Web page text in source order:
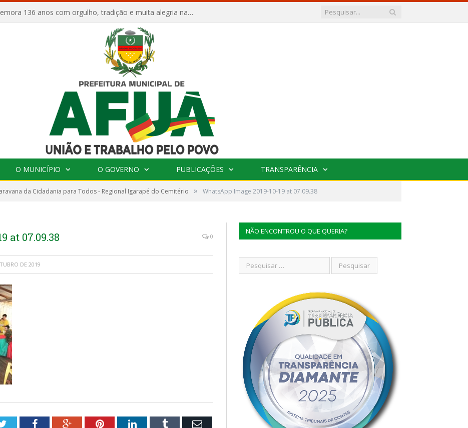
Afuá comemora 136 anos com orgulho, tradição e muita alegria na Quadra Dr. Nelson Salomão
O MUNICÍPIO O GOVERNO PUBLICAÇÕES TRANSPARÊNCIA
da Cidadania para Todos - Regional Igarapé do Cemitério » WhatsApp Image 2019-10-19 at 07.09.38
at 07.09.38 0
DE 2019
TwitterFacebookGoogle+PinterestLinkedInTumblr Email
NÃO ENCONTROU O QUE QUERIA?